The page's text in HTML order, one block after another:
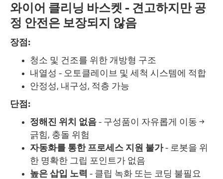
와이어 클리닝 바스켓 - 견고하지만 공
정 안전은 보장되지 않음
장점:
청소 및 건조를 위한 개방형 구조
내열성 - 오토클레이브 및 세척 시스템에 적합
안정성, 내구성, 적층 가능
단점:
정해진 위치 없음 - 구성품이 자유롭게 이동 →
긁힘, 충돌 위험
자동화를 통한 프로세스 지원 불가- 로봇을 위
한 명확한 그립 포인트가 없음
높은 삽입 노력 - 클립 녹화 또는 코딩 불필요